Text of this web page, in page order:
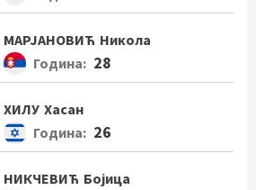
МАРЈАНОВИЋ Никола
Година: 28
ХИЛУ Хасан
Година: 26
НИКЧЕВИЋ Бојица